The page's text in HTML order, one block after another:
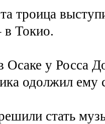
троица
в Токио.
Осаке у Росса
одолжил ему
стать